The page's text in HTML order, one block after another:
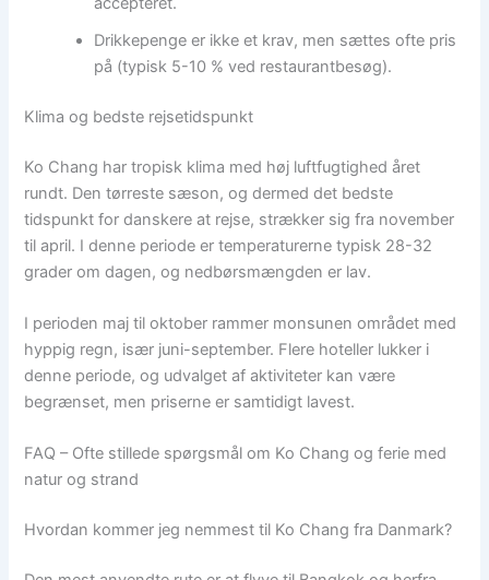
Drikkepenge er ikke et krav, men sættes ofte pris
på (typisk 5-10 % ved restaurantbesøg).
Klima og bedste rejsetidspunkt
Ko Chang har tropisk klima med høj luftfugtighed året
rundt. Den tørreste sæson, og dermed det bedste
tidspunkt for danskere at rejse, strækker sig fra november
til april. I denne periode er temperaturerne typisk 28-32
grader om dagen, og nedbørsmængden er lav.
I perioden maj til oktober rammer monsunen området med
hyppig regn, især juni-september. Flere hoteller lukker i
denne periode, og udvalget af aktiviteter kan være
begrænset, men priserne er samtidigt lavest.
FAQ – Ofte stillede spørgsmål om Ko Chang og ferie med
natur og strand
Hvordan kommer jeg nemmest til Ko Chang fra Danmark?